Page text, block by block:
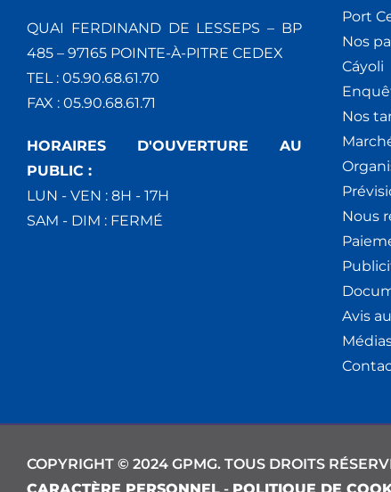
QUAI FERDINAND DE LESSEPS – BP
485 – 97165 POINTE-À-PITRE CEDEX
TEL : 05.90.68.61.70
FAX : 05.90.68.61.71
HORAIRES D'OUVERTURE AU
PUBLIC :
LUN - VEN : 8H - 17H
SAM - DIM : FERMÉ
Port
Nos
Cáyoli
Nos
Nous
Avis
COPYRIGHT © 2024 GPMG. TOUS DROITS
CARACTÈRE PERSONNEL - POLITIQUE DE